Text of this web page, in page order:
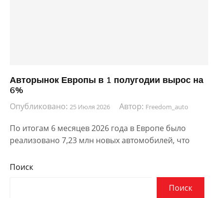
Авторынок Европы в 1 полугодии вырос на
6%
Опубликовано: 25 Июля 2026 Автор: Freedom_auto
По итогам 6 месяцев 2026 года в Европе было
реализовано 7,23 млн новых автомобилей, что
Поиск
Поиск